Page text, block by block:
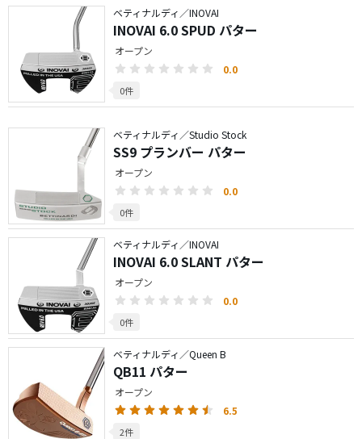
ベティナルディ／INOVAI
INOVAI 6.0 SPUD パター
オープン
0.0
0件
ベティナルディ／Studio Stock
SS9 プランバー パター
オープン
0.0
0件
ベティナルディ／INOVAI
INOVAI 6.0 SLANT パター
オープン
0.0
0件
ベティナルディ／Queen B
QB11 パター
オープン
6.5
2件